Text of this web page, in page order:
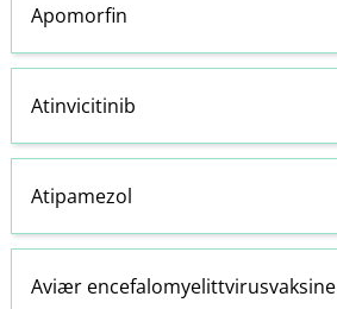
Apomorfin
Atinvicitinib
Atipamezol
Aviær encefalomyelittvirusvaksine